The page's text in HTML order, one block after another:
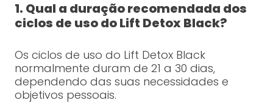
1. Qual a duração recomendada dos
ciclos de uso do Lift Detox Black?
Os ciclos de uso do Lift Detox Black
normalmente duram de 21 a 30 dias,
dependendo das suas necessidades e
objetivos pessoais.